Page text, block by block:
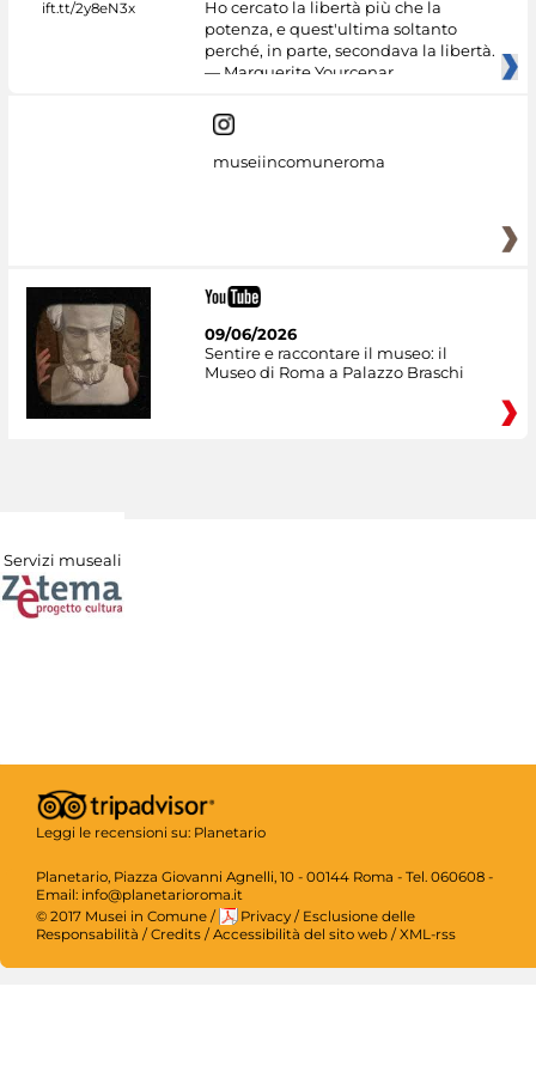
Ho cercato la libertà più che la
potenza, e quest'ultima soltanto
perché, in parte, secondava la libertà.
— Marguerite Yourcenar
museiincomuneroma
09/06/2026
Sentire e raccontare il museo: il
Museo di Roma a Palazzo Braschi
Servizi museali
Leggi le recensioni su: Planetario
Planetario, Piazza Giovanni Agnelli, 10 - 00144 Roma - Tel. 060608 -
Email: info@planetarioroma.it
© 2017 Musei in Comune / Privacy / Esclusione delle
Responsabilità /Credits /Accessibilità del sito web /XML-rss